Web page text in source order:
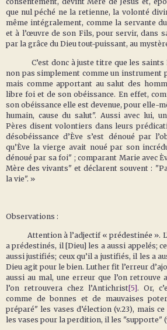
que nul péché ne la retienne, la volonté
même intégralement, comme la servante
et à l’œuvre de son Fils, pour servir, dans
par la grâce du Dieu tout-puissant, au
C’est donc à juste titre que les saints
non pas simplement comme un instrument
mais comme apportant au salut des
libre foi et de son obéissance. En effet,
son obéissance elle est devenue, pour elle-
humain, cause du salut". Aussi avec lui,
Pères disent volontiers dans leurs
désobéissance d’Ève s’est dénoué par
qu’Ève la vierge avait noué par son
dénoué par sa foi" ; comparant Marie avec
Mère des vivants" et déclarent souvent :
la vie". »
Observations :
Attention à l’adjectif « prédestinée ».
a prédestinés, il [Dieu] les a aussi appelés;
aussi justifiés; ceux qu’il a justifiés, il les a
Dieu agit pour le bien. Luther fit l’erreur
aussi au mal, une erreur que l’on retrouve
l’on retrouvera chez l’Antichrist[5]. Or,
comme de bonnes et de mauvaises
préparé" les vases d’élection (v.23), mais
les vases pour la perdition, il les "supporte"